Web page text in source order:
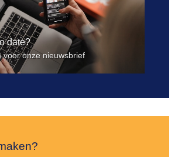
date?
voor onze nieuwsbrief